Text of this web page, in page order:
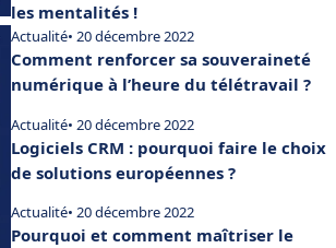
les mentalités !
Actualité• 20 décembre 2022
Comment renforcer sa souveraineté
numérique à l’heure du télétravail ?
Actualité• 20 décembre 2022
Logiciels CRM : pourquoi faire le choix
de solutions européennes ?
Actualité• 20 décembre 2022
Pourquoi et comment maîtriser le